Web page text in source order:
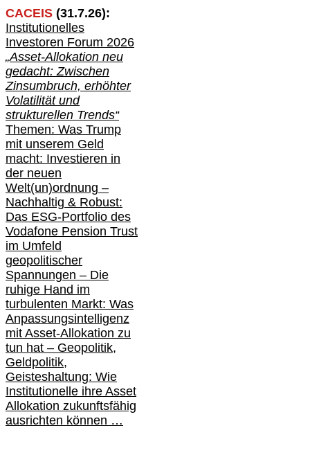
CACEIS (31.7.26):
Institutionelles
Investoren Forum 2026
„Asset-Allokation neu
gedacht: Zwischen
Zinsumbruch, erhöhter
Volatilität und
strukturellen Trends“
Themen: Was Trump
mit unserem Geld
macht: Investieren in
der neuen
Welt(un)ordnung –
Nachhaltig & Robust:
Das ESG-Portfolio des
Vodafone Pension Trust
im Umfeld
geopolitischer
Spannungen – Die
ruhige Hand im
turbulenten Markt: Was
Anpassungsintelligenz
mit Asset-Allokation zu
tun hat – Geopolitik,
Geldpolitik,
Geisteshaltung: Wie
Institutionelle ihre Asset
Allokation zukunftsfähig
ausrichten können …